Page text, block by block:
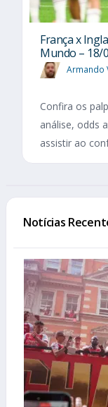
França x
Mundo – 18/
Armando
Confira os
análise, odds
assistir ao
Notícias